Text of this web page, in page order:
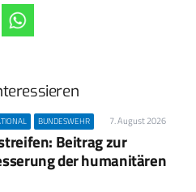
BUNDESWEHR 7. August 2026
Beitrag zur
der humanitären